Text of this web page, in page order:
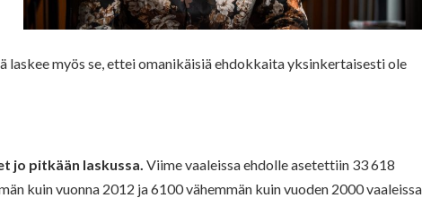
myös se, ettei omanikäisiä ehdokkaita yksinkertaisesti ole
jo pitkään laskussa. Viime vaaleissa ehdolle asetettiin 33 618
kuin vuonna 2012 ja 6100 vähemmän kuin vuoden 2000 vaaleissa.